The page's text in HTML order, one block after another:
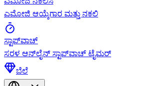
ಎಮೋಜಿ ಆಯ್ಕೆಗಾರ ಮತ್ತು ನಕಲಿ
ಸ್ಟಾಪ್‌ವಾಚ್
ಸರಳ ಆನ್‌ಲೈನ್ ಸ್ಟಾಪ್‌ವಾಚ್ ಟೈಮರ್
ಬೆಲೆ